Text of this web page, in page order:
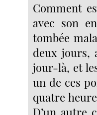
Comment
avec son
tombée
deux jours,
jour-là, et
un de ces
quatre